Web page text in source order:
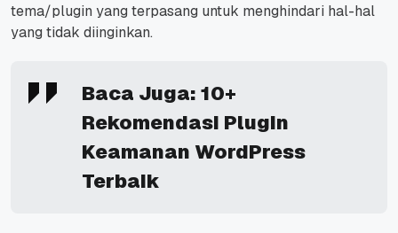
tema/plugin yang terpasang untuk menghindari hal-hal
yang tidak diinginkan.
Baca Juga: 10+
Rekomendasi Plugin
Keamanan WordPress
Terbaik